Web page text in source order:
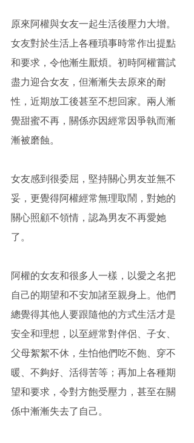
原來阿權與女友一起生活後壓力大增。
女友對於生活上各種瑣事時常作出提點
和要求，令他漸生厭煩。初時阿權嘗試
盡力迎合女友，但漸漸失去原來的耐
性，近期放工後甚至不想回家。兩人漸
覺甜蜜不再，關係亦因經常因爭執而漸
漸被磨蝕。
女友感到很委屈，堅持關心男友並無不
妥，更覺得阿權經常無理取鬧，對她的
關心照顧不領情，認為男友不再愛她
了。
阿權的女友和很多人一樣，以愛之名把
自己的期望和不安加諸至親身上。他們
總覺得其他人要跟隨他的方式生活才是
安全和理想，以至經常對伴侶、子女、
父母絮絮不休，生怕他們吃不飽、穿不
暖、不夠好、活得苦等；再加上各種期
望和要求，令對方飽受壓力，甚至在關
係中漸漸失去了自己。